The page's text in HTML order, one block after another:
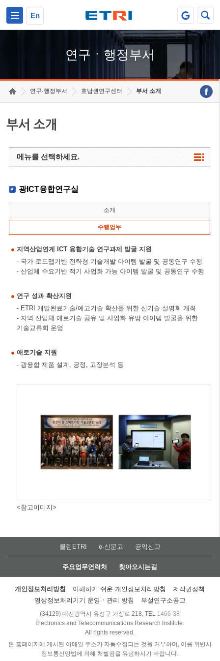
En
연구ㆍ행정부서
연구·행정부서 호남권연구센터 부서 소개
부서 소개
메뉴를 선택하세요.
광ICT융합연구실
소개
수행업무
지역산업연계 ICT 융합기술 연구과제 발굴 지원
- 국가 로드맵기반 전략형 기술개발 아이템 발굴 및 공동연구 수행
- 산업체 수요기반 적기 사업화 가능 아이템 발굴 및 공동연구 수행
연구 성과 확산지원
- ETRI 개발완료기술/예고기술 확산을 위한 신기술 설명회 개최
- 지역 산업체 애로기술 공유 및 사업화 유망 아이템 발굴을 위한
기술교류회 운영
애로기술 지원
- 광융합 제품 설계, 공정, 고장분석 등
<참고이미지>
클린ETRI e-신문고 공익신고
주요업무연락처 찾아오시는길
개인정보처리방침 이해하기 쉬운 개인정보처리방침
저작권정책
영상정보처리기기 운영ㆍ관리 방침
부설연구소공고
(34129) 대전광역시 유성구 가정로 218, TEL 1466-38
Electronics and Telecommunications Research Institute.
All rights reserved.
본 홈페이지에 게시된 이메일 주소가 자동수집되는 것을 거부하며, 이를 위반시
정보통신망법에 의해 처벌됨을 유념하시기 바랍니다.